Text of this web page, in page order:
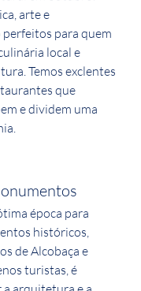
arte e
para quem
local e
Temos exclentes
que
e dividem uma
época para
históricos,
de Alcobaça e
turistas, é